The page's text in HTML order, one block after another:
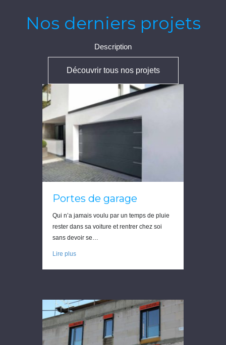
Nos derniers projets
Description
Découvrir tous nos projets
Portes de garage
Qui n’a jamais voulu par un temps de pluie
rester dans sa voiture et rentrer chez soi
sans devoir se…
Lire plus